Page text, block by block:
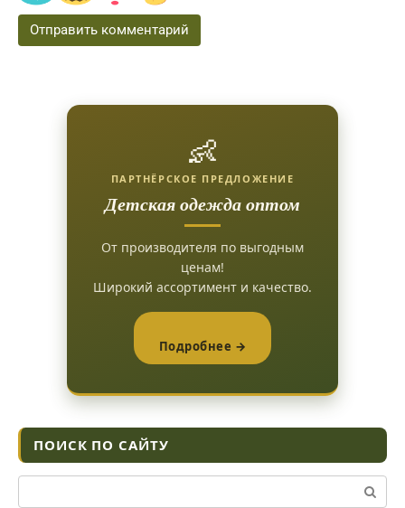
👶
ПАРТНЁРСКОЕ ПРЕДЛОЖЕНИЕ
Детская одежда оптом
От производителя по выгодным
ценам!
Широкий ассортимент и качество.
Подробнее →
ПОИСК ПО САЙТУ
Поиск: